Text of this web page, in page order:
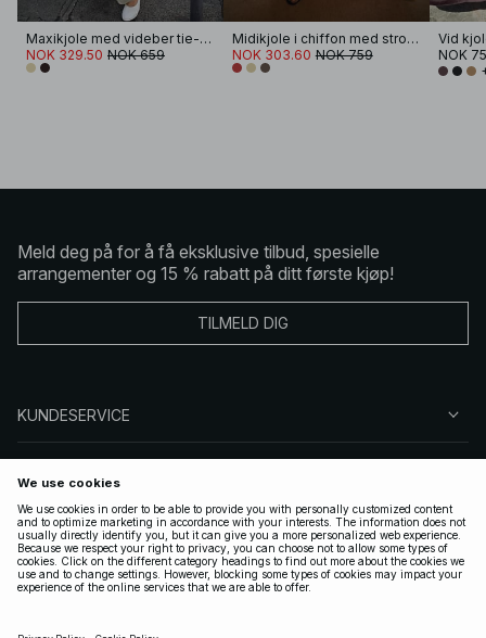
Maxikjole med videber tie-skulder
NOK 329.50 NOK 659
Midikjole i chiffon med stropper
NOK 303.60 NOK 759
NOK
Meld deg på for å få eksklusive tilbud, spesielle
arrangementer og 15 % rabatt på ditt første kjøp!
TILMELD DIG
KUNDESERVICE
FØLG OSS
LOVLIG